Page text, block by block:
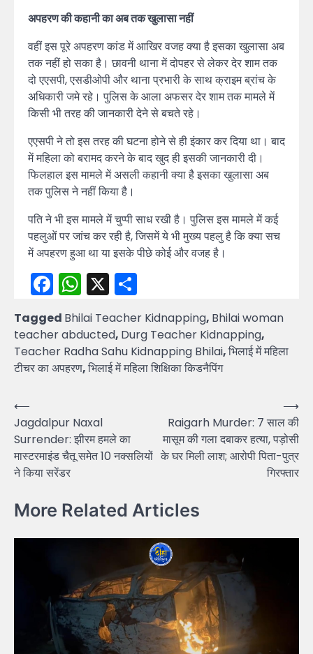
अपहरण की कहानी का अब तक खुलासा नहीं
वहीं इस पूरे अपहरण कांड में आखिर वजह क्या है इसका खुलासा अब
तक नहीं हो सका है। छावनी थाना में दोपहर से लेकर देर शाम तक
दो एएसपी, एसडीओपी और थाना प्रभारी के साथ क्राइम ब्रांच के
अधिकारी जमे रहे। पुलिस के आला अफसर देर शाम तक मामले में
किसी भी तरह की जानकारी देने से बचते रहे।
एएसपी ने तो इस तरह की घटना होने से ही इंकार कर दिया था। बाद
में महिला को बरामद करने के बाद खुद ही इसकी जानकारी दी।
फिलहाल इस मामले में असली कहानी क्या है इसका खुलासा अब
तक पुलिस ने नहीं किया है।
पति ने भी इस मामले में चुप्पी साध रखी है। पुलिस इस मामले में कई
पहलुओं पर जांच कर रही है, जिसमें ये भी मुख्य पहलु है कि क्या सच
में अपहरण हुआ था या इसके पीछे कोई और वजह है।
Facebook
WhatsApp
X
Tagged Bhilai Teacher Kidnapping, Bhilai woman
teacher abducted, Durg Teacher Kidnapping,
Teacher Radha Sahu Kidnapping Bhilai,भिलाई में महिला
टीचर का अपहरण,भिलाई में महिला शिक्षिका किडनैपिंग
Post
navigation
⟵
Jagdalpur Naxal
Surrender: झीरम हमले का
मास्टरमाइंड चैतू समेत 10 नक्सलियों
ने किया सरेंडर
Raigarh Murder: 7 साल की
मासूम की गला दबाकर हत्या, पड़ोसी
के घर मिली लाश; आरोपी पिता-पुत्र
गिरफ्तार
⟶
More Related Articles